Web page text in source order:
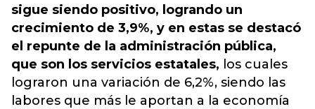
sigue siendo positivo, logrando un
crecimiento de 3,9%, y en estas se destacó
el repunte de la administración pública,
que son los servicios estatales, los cuales
lograron una variación de 6,2%, siendo las
labores que más le aportan a la economía